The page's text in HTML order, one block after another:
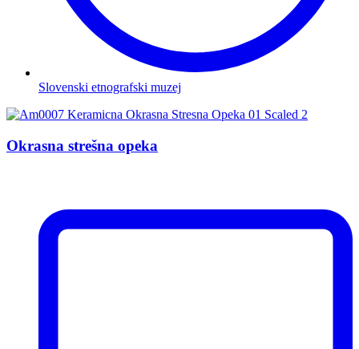
Slovenski etnografski muzej
Okrasna strešna opeka